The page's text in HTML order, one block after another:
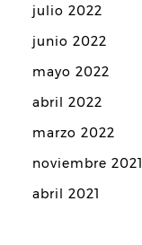
julio 2022
junio 2022
mayo 2022
abril 2022
marzo 2022
noviembre 2021
abril 2021